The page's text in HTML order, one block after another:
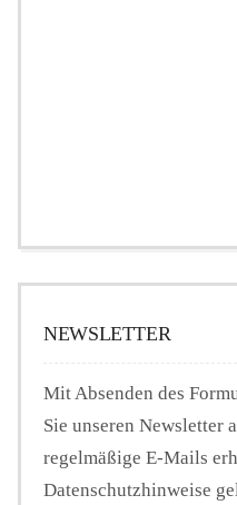
NEWSLETTER
Mit Absenden des
Sie unseren Newsletter
regelmäßige E-Mails
Datenschutzhinweise